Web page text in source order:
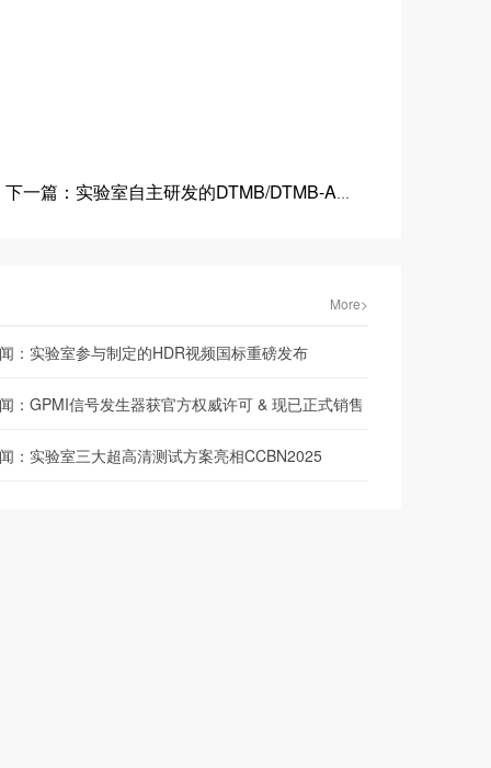
下一篇：实验室自主研发的DTMB/DTMB-A科研成果亮相“国际电信联盟成立160周年”主题展览
More>
：实验室参与制定的HDR视频国标重磅发布
：GPMI信号发生器获官方权威许可 & 现已正式销售
：实验室三大超高清测试方案亮相CCBN2025